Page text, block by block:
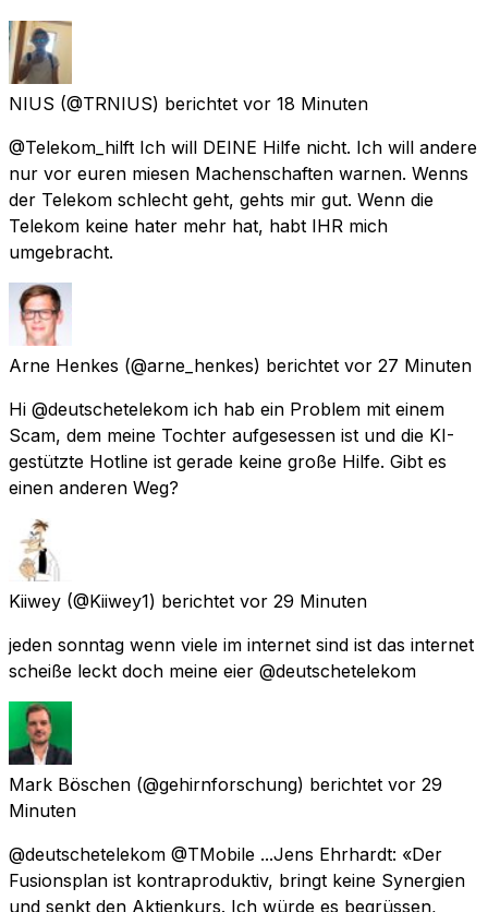
NIUS (@TRNIUS) berichtet vor 18 Minuten
@Telekom_hilft Ich will DEINE Hilfe nicht. Ich will andere
nur vor euren miesen Machenschaften warnen. Wenns
der Telekom schlecht geht, gehts mir gut. Wenn die
Telekom keine hater mehr hat, habt IHR mich
umgebracht.
Arne Henkes (@arne_henkes) berichtet vor 27 Minuten
Hi @deutschetelekom ich hab ein Problem mit einem
Scam, dem meine Tochter aufgesessen ist und die KI-
gestützte Hotline ist gerade keine große Hilfe. Gibt es
einen anderen Weg?
Kiiwey (@Kiiwey1) berichtet vor 29 Minuten
jeden sonntag wenn viele im internet sind ist das internet
scheiße leckt doch meine eier @deutschetelekom
Mark Böschen (@gehirnforschung) berichtet vor 29
Minuten
@deutschetelekom @TMobile ...Jens Ehrhardt: «Der
Fusionsplan ist kontraproduktiv, bringt keine Synergien
und senkt den Aktienkurs. Ich würde es begrüssen,